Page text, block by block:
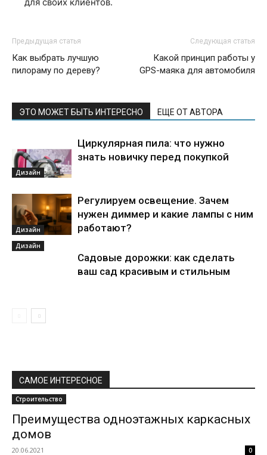
Предыдущая статья
Как выбрать лучшую
пилораму по дереву?
Следующая статья
Какой принцип работы у
GPS-маяка для автомобиля
ЭТО МОЖЕТ БЫТЬ ИНТЕРЕСНО ЕЩЕ ОТ АВТОРА
Дизайн
Циркулярная пила: что нужно
знать новичку перед покупкой
Дизайн
Регулируем освещение. Зачем
нужен диммер и какие лампы с ним
работают?
Дизайн
Садовые дорожки: как сделать
ваш сад красивым и стильным
САМОЕ ИНТЕРЕСНОЕ
Строительство
Преимущества одноэтажных каркасных
домов
20.06.2021 0